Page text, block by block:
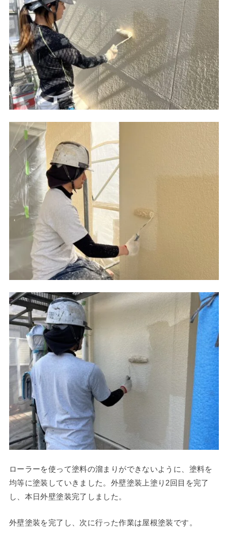
ローラーを使って塗料の溜まりができないように、塗料を
均等に塗装していきました。外壁塗装上塗り2回目を完了
し、本日外壁塗装完了しました。
外壁塗装を完了し、次に行った作業は屋根塗装です。